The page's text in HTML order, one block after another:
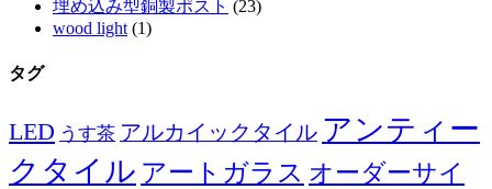
埋め込み型銅製ポスト (23)
wood light (1)
タグ
LED うす茶 アルカイックタイル アンティー
クタイル アートガラス オーダーサイ